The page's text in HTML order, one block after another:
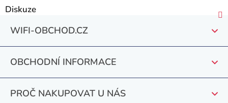
Diskuze
WIFI-OBCHOD.CZ
OBCHODNÍ INFORMACE
PROČ NAKUPOVAT U NÁS